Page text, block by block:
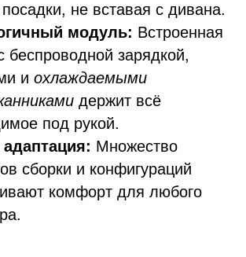
посадки, не вставая с дивана.
модуль: Встроенная
беспроводной зарядкой,
и охлаждаемыми
держит всё
под рукой.
Множество
сборки и конфигураций
комфорт для любого